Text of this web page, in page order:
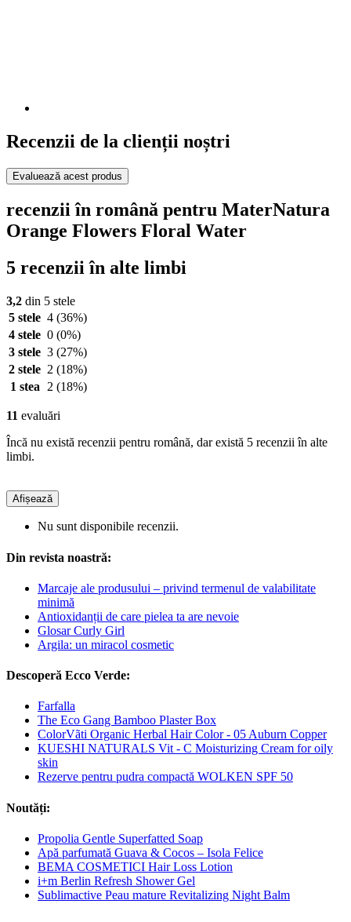
Recenzii de la clienții noștri
Evaluează acest produs
recenzii în română pentru MaterNatura
Orange Flowers Floral Water
5 recenzii în alte limbi
3,2 din 5 stele
5 stele 4 (36%)
4 stele 0 (0%)
3 stele 3 (27%)
2 stele 2 (18%)
1 stea
2 (18%)
11 evaluări
Încă nu există recenzii pentru română, dar există 5 recenzii în alte
limbi.
Afișează
Nu sunt disponibile recenzii.
Din revista noastră:
Marcaje ale produsului – privind termenul de valabilitate
minimă
Antioxidanții de care pielea ta are nevoie
Glosar Curly Girl
Argila: un miracol cosmetic
Descoperă Ecco Verde:
Farfalla
The Eco Gang Bamboo Plaster Box
ColorVãti Organic Herbal Hair Color - 05 Auburn Copper
KUESHI NATURALS Vit - C Moisturizing Cream for oily
skin
Rezerve pentru pudra compactă WOLKEN SPF 50
Noutăți:
Propolia Gentle Superfatted Soap
Apă parfumată Guava & Cocos – Isola Felice
BEMA COSMETICI Hair Loss Lotion
i+m Berlin Refresh Shower Gel
Sublimactive Peau mature Revitalizing Night Balm